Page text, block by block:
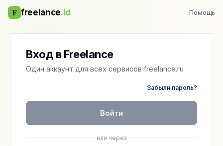
F freelance.id Помощь
Вход в Freelance
Один аккаунт для всех сервисов freelance.ru
Забыли пароль?
Войти
или через